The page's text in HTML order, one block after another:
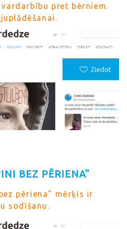
pret bērniem.
BEZ PĒRIENA"
pēriena" mērķis ir
sodīšanu.